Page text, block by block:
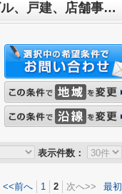
名古屋市港区 マンション、戸建、土地、投資マンション、アパート(棟)、マンション(棟)、ビル、戸建、店舗事務所、その他、土地一覧(2ページ目)
表示件数：
<<前へ 1 2 次へ>> 最初